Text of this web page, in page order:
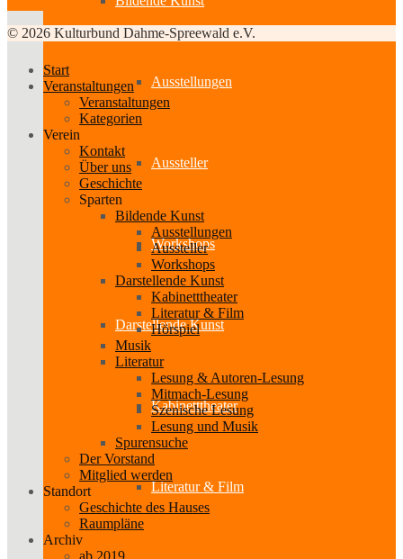
Ausstellungen
Aussteller
Workshops
Darstellende Kunst
Kabinetttheater
Literatur & Film
© 2026 Kulturbund Dahme-Spreewald e.V.
Start
Veranstaltungen
Veranstaltungen
Kategorien
Verein
Kontakt
Über uns
Geschichte
Sparten
Bildende Kunst
Ausstellungen
Aussteller
Workshops
Darstellende Kunst
Kabinetttheater
Literatur & Film
Hörspiel
Musik
Literatur
Lesung & Autoren-Lesung
Mitmach-Lesung
Szenische Lesung
Lesung und Musik
Spurensuche
Der Vorstand
Mitglied werden
Standort
Geschichte des Hauses
Raumpläne
Archiv
ab 2019